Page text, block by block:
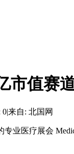
市值赛
0|来自: 北国网
医疗展会